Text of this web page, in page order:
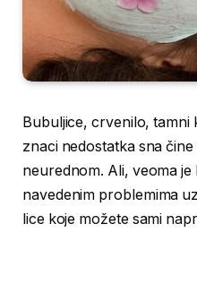
Bubuljice, crvenilo, tamni
znaci nedostatka sna
neurednom. Ali, veoma je
navedenim problemima
lice koje možete sami